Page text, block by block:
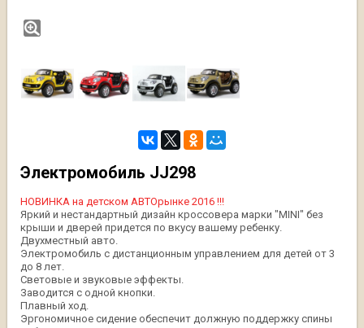
Электромобиль JJ298
НОВИНКА на детском АВТОрынке 2016 !!!
Яркий и нестандартный дизайн кроссовера марки "MINI" без
крыши и дверей придется по вкусу вашему ребенку.
Двухместный авто.
Электромобиль с дистанционным управлением для детей от 3
до 8 лет.
Световые и звуковые эффекты.
Заводится с одной кнопки.
Плавный ход.
Эргономичное сидение обеспечит должную поддержку спины